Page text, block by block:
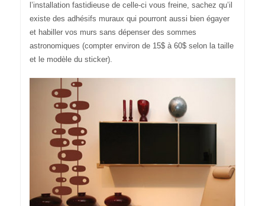
l’installation fastidieuse de celle-ci vous freine, sachez qu’il
existe des adhésifs muraux qui pourront aussi bien égayer
et habiller vos murs sans dépenser des sommes
astronomiques (compter environ de 15$ à 60$ selon la taille
et le modèle du sticker).